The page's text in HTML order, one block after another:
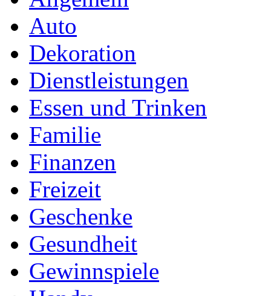
Auto
Dekoration
Dienstleistungen
Essen und Trinken
Familie
Finanzen
Freizeit
Geschenke
Gesundheit
Gewinnspiele